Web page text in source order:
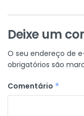
Deixe um
O seu endereço de
obrigatórios são
Comentário *